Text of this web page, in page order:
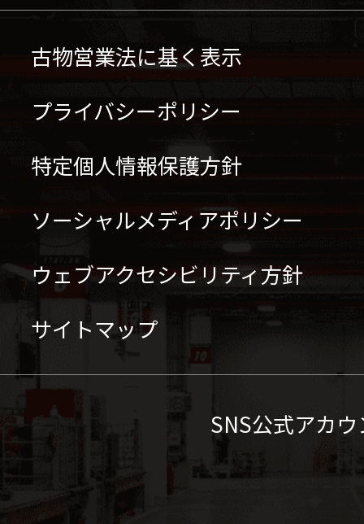
古物営業法に基く表示
プライバシーポリシー
特定個人情報保護方針
ソーシャルメディアポリシー
ウェブアクセシビリティ方針
サイトマップ
SNS公式アカ